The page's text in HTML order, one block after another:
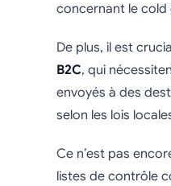
concernant le cold
De plus, il est
B2C, qui
envoyés à des
selon les lois
Ce n’est pas
listes de contrôle